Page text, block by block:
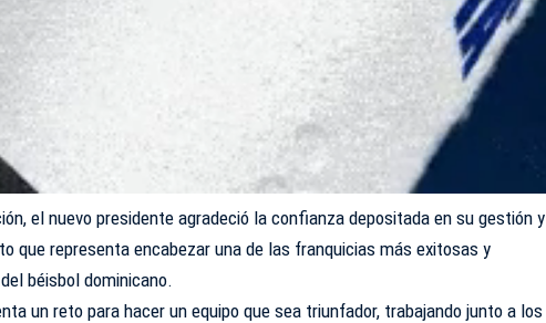
el nuevo presidente agradeció la confianza depositada en su gestión y
que representa encabezar una de las franquicias más exitosas y
béisbol dominicano.
un reto para hacer un equipo que sea triunfador, trabajando junto a los